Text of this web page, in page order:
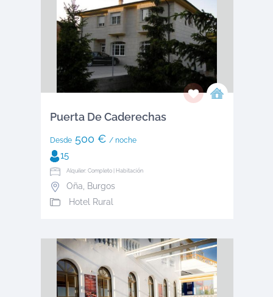
Puerta De Caderechas
Desde500 € / noche
15
Alquiler: Completo | Habitación
Oña, Burgos
Hotel Rural